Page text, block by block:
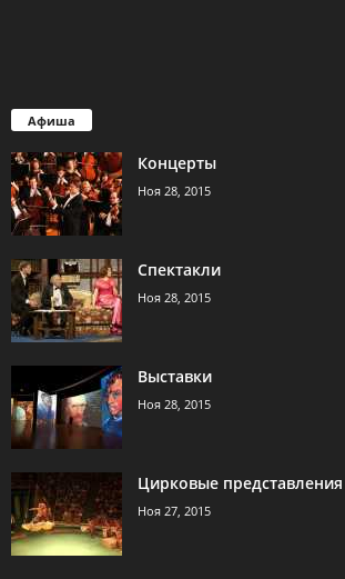
Афиша
Концерты
Ноя 28, 2015
Спектакли
Ноя 28, 2015
Выставки
Ноя 28, 2015
Цирковые представления
Ноя 27, 2015